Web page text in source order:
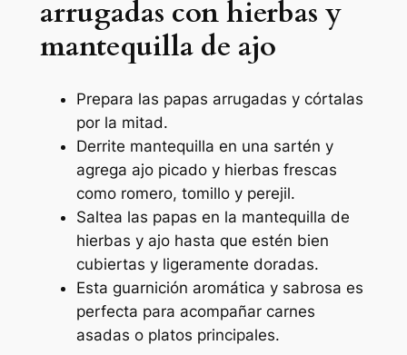
arrugadas con hierbas y
mantequilla de ajo
Prepara las papas arrugadas y córtalas
por la mitad.
Derrite mantequilla en una sartén y
agrega ajo picado y hierbas frescas
como romero, tomillo y perejil.
Saltea las papas en la mantequilla de
hierbas y ajo hasta que estén bien
cubiertas y ligeramente doradas.
Esta guarnición aromática y sabrosa es
perfecta para acompañar carnes
asadas o platos principales.